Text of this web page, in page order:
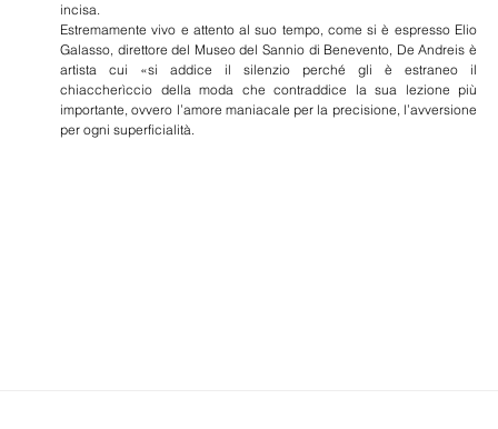
incisa.
Estremamente vivo e attento al suo tempo, come si è espresso Elio
Galasso, direttore del Museo del Sannio di Benevento, De Andreis è
artista cui «si addice il silenzio perché gli è estraneo il
chiaccherìccio della moda che contraddice la sua lezione più
importante, ovvero l’amore maniacale per la precisione, l’avversione
per ogni superficialità.